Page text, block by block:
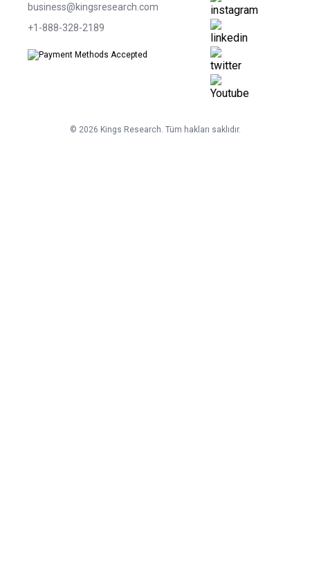
business@kingsresearch.com
+1-888-328-2189
© 2026 Kings Research. Tüm hakları saklıdır.